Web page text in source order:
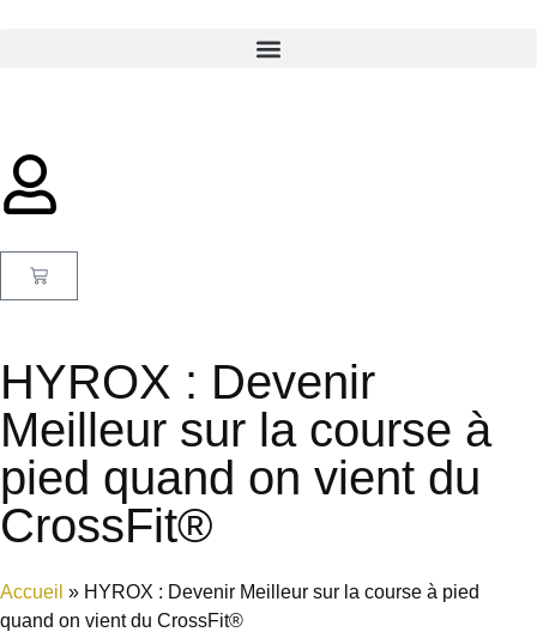
HYROX : Devenir
Meilleur sur la course à
pied quand on vient du
CrossFit®
Accueil » HYROX : Devenir Meilleur sur la course à pied
quand on vient du CrossFit®